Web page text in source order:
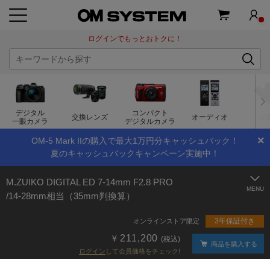
ログインでもっとおトクに！
デジタル
一眼カメラ
交換レンズ
コンパクト
デジタルカメラ
オーディオ
×
OM-5 Mark IIの購入で最大1万円分キャッシュバック！
夏のキャッシュバックキャンペーン実施中！
M.ZUIKO DIGITAL ED 7-14mm F2.8 PRO
/14-28mm相当（35mm判換算）
オンラインストア限定 3年保証付き
211,200 (税込)
ログイン して会員価格をチェック!
商品を購入する